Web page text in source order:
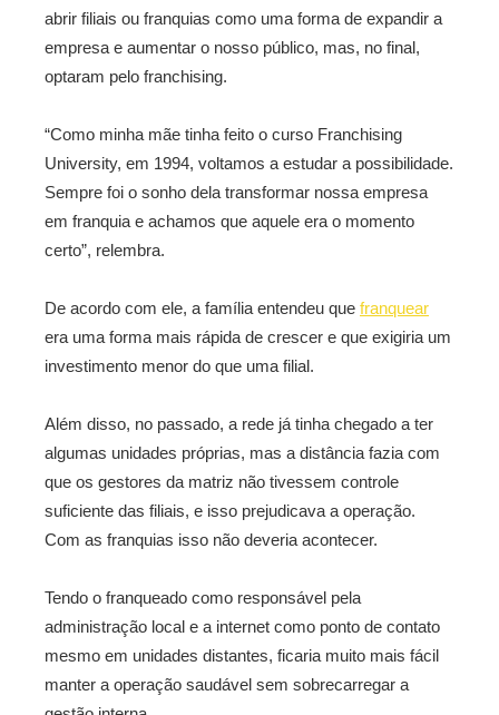
abrir filiais ou franquias como uma forma de expandir a
empresa e aumentar o nosso público, mas, no final,
optaram pelo franchising.
“Como minha mãe tinha feito o curso Franchising
University, em 1994, voltamos a estudar a possibilidade.
Sempre foi o sonho dela transformar nossa empresa
em franquia e achamos que aquele era o momento
certo”, relembra.
De acordo com ele, a família entendeu que franquear
era uma forma mais rápida de crescer e que exigiria um
investimento menor do que uma filial.
Além disso, no passado, a rede já tinha chegado a ter
algumas unidades próprias, mas a distância fazia com
que os gestores da matriz não tivessem controle
suficiente das filiais, e isso prejudicava a operação.
Com as franquias isso não deveria acontecer.
Tendo o franqueado como responsável pela
administração local e a internet como ponto de contato
mesmo em unidades distantes, ficaria muito mais fácil
manter a operação saudável sem sobrecarregar a